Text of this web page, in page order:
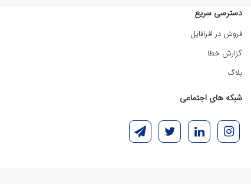
دسترسی سریع
فروش در افرافایل
گزارش خطا
بلاگ
شبکه های اجتماعی